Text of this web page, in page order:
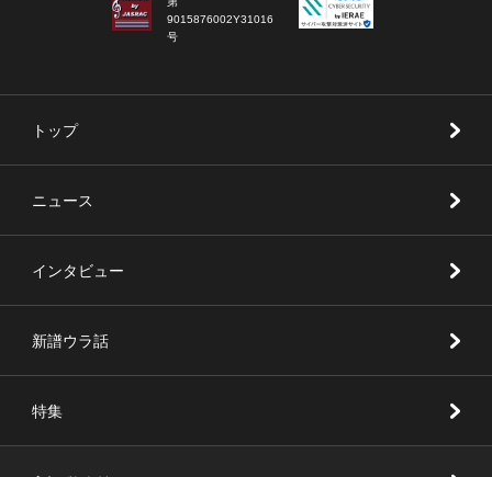
9015876002Y31016
号
トップ
ニュース
インタビュー
新譜ウラ話
特集